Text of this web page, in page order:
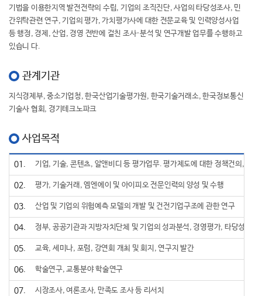
기법을 이용한지역 발전전략의 수립, 기업의 조직진단, 사업의 타당성조사, 민
간위탁관련 연구, 기업의 평가, 가치평가사에 대한 전문교육 및 인력양성사업
등 행정, 경제, 산업, 경영 전반에 걸친 조사·분석 및 연구개발 업무를 수행하고
있습니 다.
관계기관
지식경제부, 중소기업청, 한국산업기술평가원, 한국기술거래소, 한국정보통신
기술사 협회, 경기테크노파크
사업목적
01. 기업, 기술, 콘텐츠, 알앤비디 등 평가업무. 평가제도에 대한 정책건의, 관
02. 평가, 기술거래, 엠엔에이 및 아이피오 전문인력의 양성 및 수행
03. 산업 및 기업의 위험예측 모델의 개발 및 건전기업구조에 관한 연구
04. 정부, 공공기관과 지방자치단체 및 기업의 성과분석, 경영평가, 타당성조
05. 교육, 세미나, 포럼, 강연회 개최 및 회지, 연구지 발간
06. 학술연구, 교통분야 학술연구
07. 시장조사, 여론조사, 만족도 조사 등 리서치